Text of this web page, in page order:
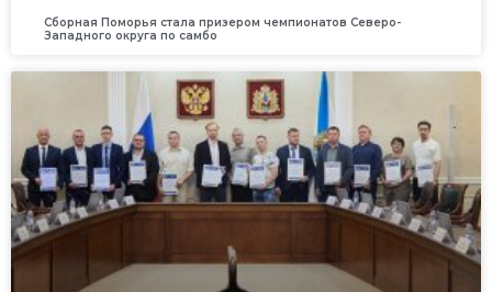
Сборная Поморья стала призером чемпионатов Северо-
Западного округа по самбо